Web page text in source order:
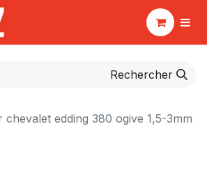
Rechercher
edding 380 ogive 1,5-3mm